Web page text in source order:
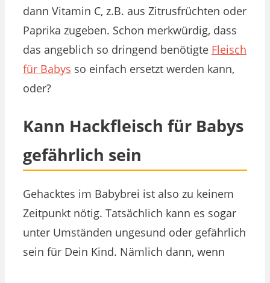
dann Vitamin C, z.B. aus Zitrusfrüchten oder
Paprika zugeben. Schon merkwürdig, dass
das angeblich so dringend benötigte Fleisch
für Babys so einfach ersetzt werden kann,
oder?
Kann Hackfleisch für Babys
gefährlich sein
Gehacktes im Babybrei ist also zu keinem
Zeitpunkt nötig. Tatsächlich kann es sogar
unter Umständen ungesund oder gefährlich
sein für Dein Kind. Nämlich dann, wenn